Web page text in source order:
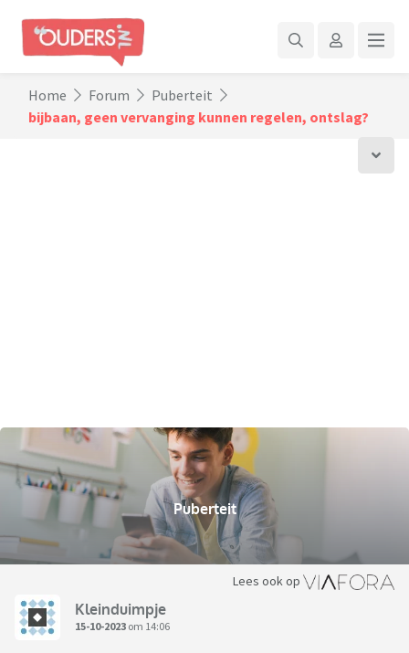
Home Forum
Puberteit
bijbaan, geen vervanging kunnen regelen, ontslag?
Puberteit
Lees ook op
Kleinduimpje
15-10-2023 om 14:06